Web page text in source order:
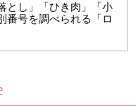
とし」「ひき肉」「小
番号を調べられる「ロ